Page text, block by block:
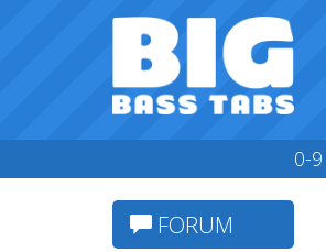
0-9
FORUM